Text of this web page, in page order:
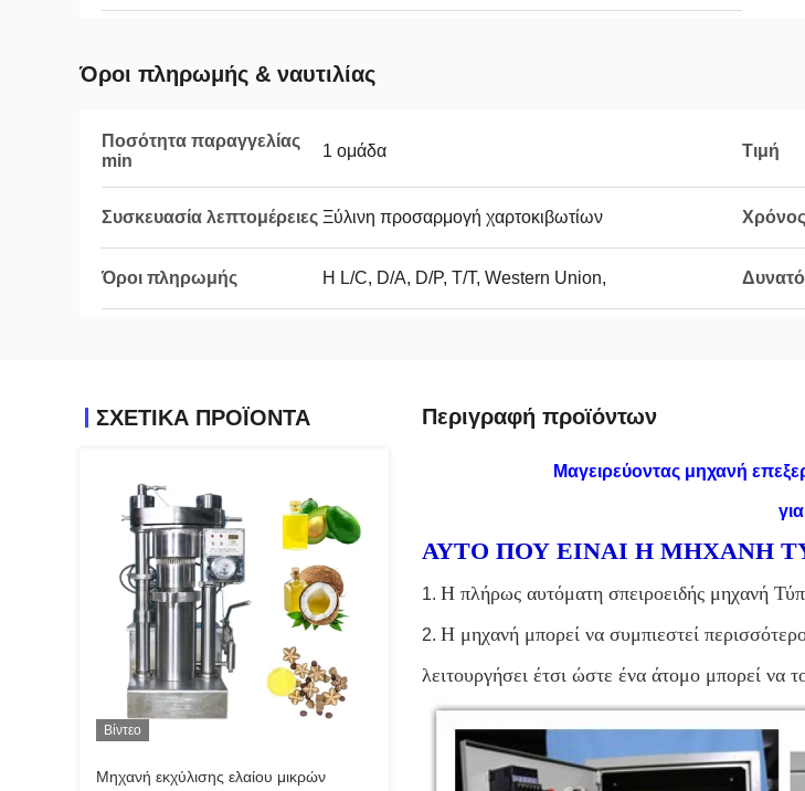
Όροι πληρωμής & ναυτιλίας
Ποσότητα παραγγελίας
min
1 ομάδα Τιμή
Συσκευασία λεπτομέρειες Ξύλινη προσαρμογή χαρτοκιβωτίων
Όροι πληρωμής Η L/C, D/A, D/P, T/T, Western Union,
ΣΧΕΤΙΚΑ ΠΡΟΪΟΝΤΑ
Βίντεο
Μηχανή εκχύλισης ελαίου μικρών
Περιγραφή προϊόντων
Μαγειρεύοντας μηχανή
ΑΥΤΟ ΠΟΥ ΕΙΝΑΙ Η ΜΗΧΑΝΗ
1. Η πλήρως αυτόματη σπειροειδής μηχανή
2. Η μηχανή μπορεί να συμπιεστεί
λειτουργήσει έτσι ώστε ένα άτομο μπορεί να